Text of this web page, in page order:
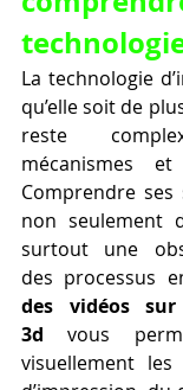
La technologie
qu’elle soit de
reste
mécanismes
Comprendre
non seulement
surtout une
des processus
des vidéos
3d vous
visuellement